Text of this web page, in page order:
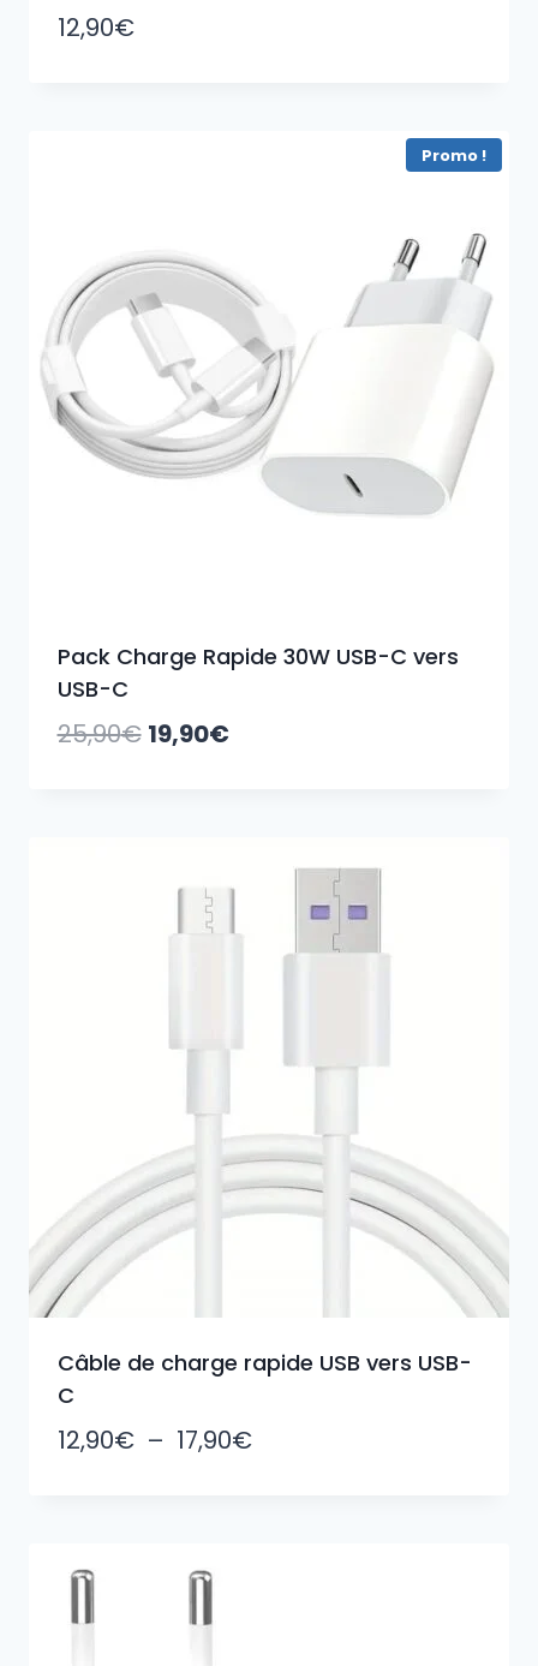
12,90€
Promo !
Pack Charge Rapide 30W USB-C vers
USB-C
25,90€ Le
25,90€.
19,90€Le
19,90€.
Câble de charge rapide USB vers USB-
C
12,90€ – 17,90€Plage